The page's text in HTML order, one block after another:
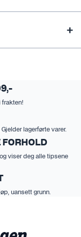
frakten!
lagerførte varer.
FORHOLD
viser deg alle tipsene
uansett grunn.